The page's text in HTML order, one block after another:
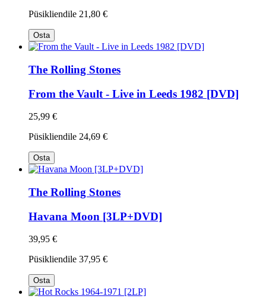
Püsikliendile 21,80 €
Osta
The Rolling Stones
From the Vault - Live in Leeds 1982 [DVD]
25,99 €
Püsikliendile 24,69 €
Osta
The Rolling Stones
Havana Moon [3LP+DVD]
39,95 €
Püsikliendile 37,95 €
Osta